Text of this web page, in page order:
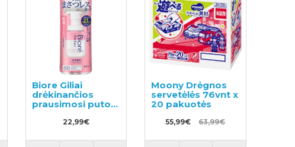
Biore Giliai
drėkinančios
prausimosi putos
užpildas 340ml
22,99€
Moony Drėgnos
servetėlės 76vnt x
20 pakuotės
55,99€ 63,99€